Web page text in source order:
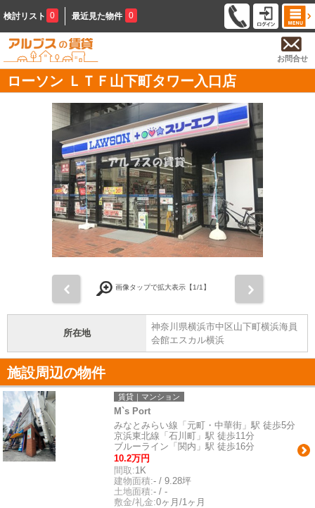
検討リスト 0 最近見た物件 0
お問合せ
ローソン ＬＴＦ山下町タワー入口店
画像タップで拡大表示【1/1】
所在地
神奈川県横浜市中区山下町横浜海員
会館エスカル横浜
施設周辺の物件
賃貸｜マンション
M`s Port
みなとみらい線「元町・中華街」駅 徒歩5分
京浜東北線「石川町」駅 徒歩11分
ブルーライン「関内」駅 徒歩16分
10.2万円
間取:1K
建物面積:- / 9.28坪
土地面積:- / -
敷金/礼金:0ヶ月/1ヶ月